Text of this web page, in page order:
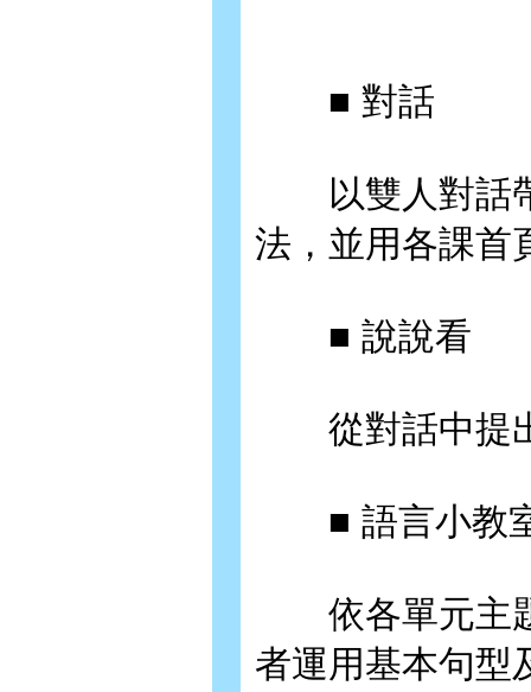
■ 對話
以雙人對話帶
法，並用各課首
■ 說說看
從對話中提出
■ 語言小教
依各單元主題
者運用基本句型